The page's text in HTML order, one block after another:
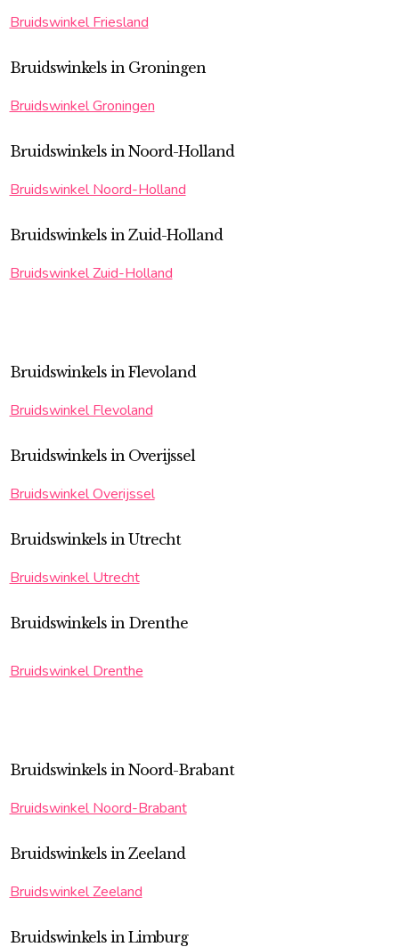
Bruidswinkel Friesland
Bruidswinkels in Groningen
Bruidswinkel Groningen
Bruidswinkels in Noord-Holland
Bruidswinkel Noord-Holland
Bruidswinkels in Zuid-Holland
Bruidswinkel Zuid-Holland
Bruidswinkels in Flevoland
Bruidswinkel Flevoland
Bruidswinkels in Overijssel
Bruidswinkel Overijssel
Bruidswinkels in Utrecht
Bruidswinkel Utrecht
Bruidswinkels in Drenthe
Bruidswinkel Drenthe
Bruidswinkels in Noord-Brabant
Bruidswinkel Noord-Brabant
Bruidswinkels in Zeeland
Bruidswinkel Zeeland
Bruidswinkels in Limburg